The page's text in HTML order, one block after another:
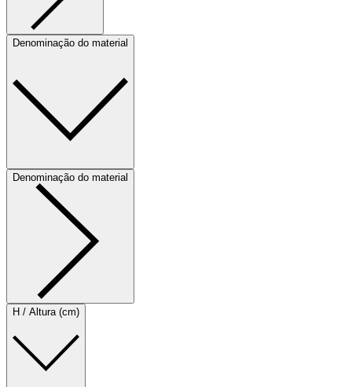
Denominação do material
Denominação do material
H / Altura (cm)